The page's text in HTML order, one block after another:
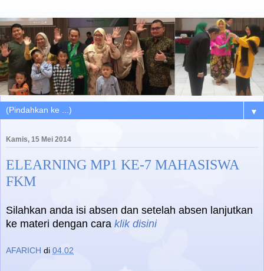
▼
Kamis, 15 Mei 2014
ELEARNING MP1 KE-7 MAHASISWA
FKM
Silahkan anda isi absen dan setelah absen lanjutkan
ke materi dengan cara klik disini
AFARICH di 04.02